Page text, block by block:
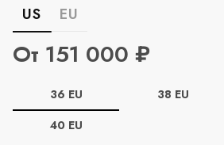
US EU
От 151 000 ₽
36 EU 38 EU
40 EU